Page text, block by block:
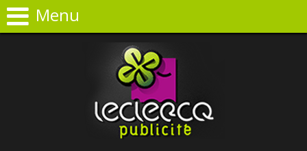
Menu
Panneau de gestion des cookies